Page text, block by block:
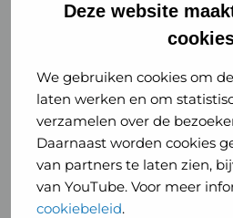
Deze website
We gebruiken cookies om
laten werken en om
verzamelen over de
Daarnaast worden cookies
van partners te laten zien,
van YouTube. Voor meer
cookiebeleid.
of
GGD
GHOR
Nederland
Instagram
of
GGD
GHOR
Nederland
GGD Reizen op social media
GGD Reizen